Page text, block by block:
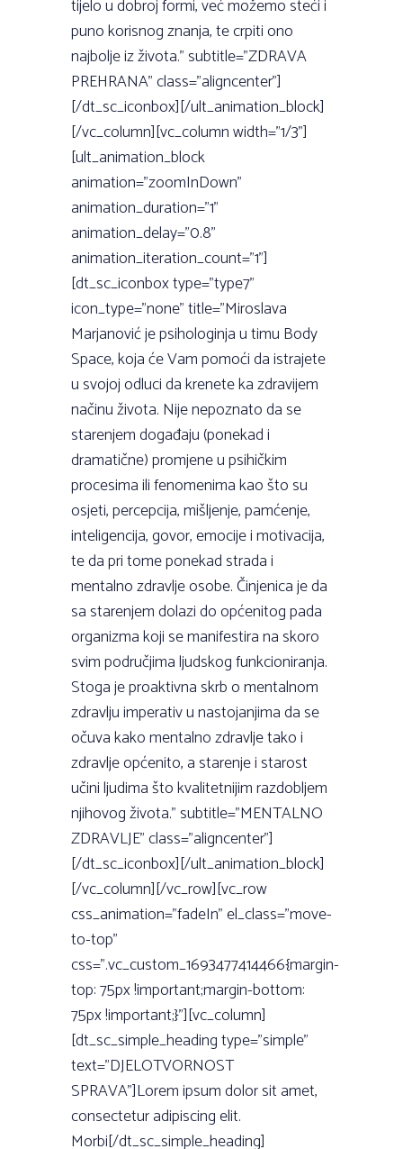
tijelo u dobroj formi, već možemo steći i
puno korisnog znanja, te crpiti ono
najbolje iz života.” subtitle=”ZDRAVA
PREHRANA” class=”aligncenter”]
[/dt_sc_iconbox][/ult_animation_block]
[/vc_column][vc_column width=”1/3”]
[ult_animation_block
animation=”zoomInDown”
animation_duration=”1”
animation_delay=”0.8”
animation_iteration_count=”1”]
[dt_sc_iconbox type=”type7”
icon_type=”none” title=”Miroslava
Marjanović je psihologinja u timu Body
Space, koja će Vam pomoći da istrajete
u svojoj odluci da krenete ka zdravijem
načinu života. Nije nepoznato da se
starenjem događaju (ponekad i
dramatične) promjene u psihičkim
procesima ili fenomenima kao što su
osjeti, percepcija, mišljenje, pamćenje,
inteligencija, govor, emocije i motivacija,
te da pri tome ponekad strada i
mentalno zdravlje osobe. Činjenica je da
sa starenjem dolazi do općenitog pada
organizma koji se manifestira na skoro
svim područjima ljudskog funkcioniranja.
Stoga je proaktivna skrb o mentalnom
zdravlju imperativ u nastojanjima da se
očuva kako mentalno zdravlje tako i
zdravlje općenito, a starenje i starost
učini ljudima što kvalitetnijim razdobljem
njihovog života.” subtitle=”MENTALNO
ZDRAVLJE” class=”aligncenter”]
[/dt_sc_iconbox][/ult_animation_block]
[/vc_column][/vc_row][vc_row
css_animation=”fadeIn” el_class=”move-
to-top”
css=”.vc_custom_1693477414466{margin-
top: 75px !important;margin-bottom:
75px !important;}”][vc_column]
[dt_sc_simple_heading type=”simple”
text=”DJELOTVORNOST
SPRAVA”]Lorem ipsum dolor sit amet,
consectetur adipiscing elit.
Morbi[/dt_sc_simple_heading]